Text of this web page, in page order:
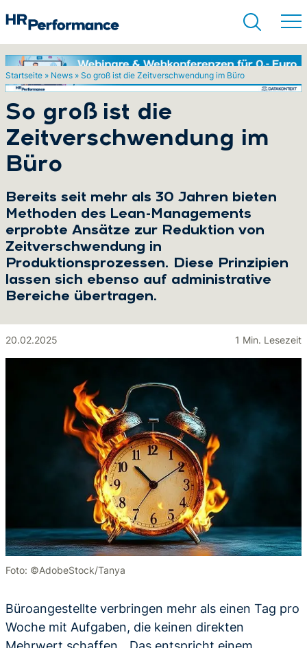
Startseite » News » So groß ist die Zeitverschwendung im Büro
So groß ist die
Zeitverschwendung im
Büro
Bereits seit mehr als 30 Jahren bieten
Methoden des Lean-Managements
erprobte Ansätze zur Reduktion von
Zeitverschwendung in
Produktionsprozessen. Diese Prinzipien
lassen sich ebenso auf administrative
Bereiche übertragen.
20.02.2025 1 Min. Lesezeit
Foto: ©AdobeStock/Tanya
Büroangestellte verbringen mehr als einen Tag pro
Woche mit Aufgaben, die keinen direkten